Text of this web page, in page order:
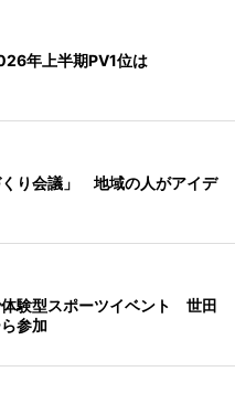
年上半期PV1位は
くり会議」 地域の人がアイデ
験型スポーツイベント 世田
参加